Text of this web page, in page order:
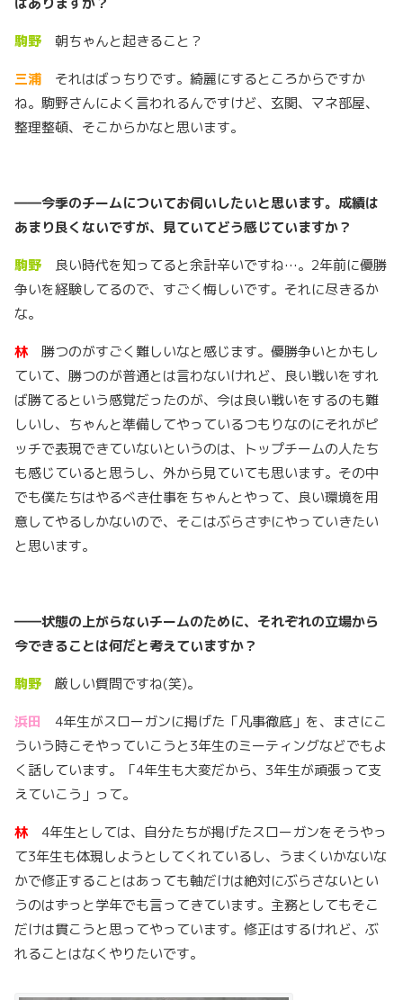
駒野 朝ちゃんと起きること？
三浦 それはばっちりです。綺麗にするところからですか
ね。駒野さんによく言われるんですけど、玄関、マネ部屋、
整理整頓、そこからかなと思います。
――今季のチームについてお伺いしたいと思います。成績は
あまり良くないですが、見ていてどう感じていますか？
駒野 良い時代を知ってると余計辛いですね…。2年前に優勝
争いを経験してるので、すごく悔しいです。それに尽きるか
な。
林 勝つのがすごく難しいなと感じます。優勝争いとかもし
ていて、勝つのが普通とは言わないけれど、良い戦いをすれ
ば勝てるという感覚だったのが、今は良い戦いをするのも難
しいし、ちゃんと準備してやっているつもりなのにそれがピ
ッチで表現できていないというのは、トップチームの人たち
も感じていると思うし、外から見ていても思います。その中
でも僕たちはやるべき仕事をちゃんとやって、良い環境を用
意してやるしかないので、そこはぶらさずにやっていきたい
と思います。
――状態の上がらないチームのために、それぞれの立場から
今できることは何だと考えていますか？
駒野 厳しい質問ですね(笑)。
浜田 4年生がスローガンに掲げた「凡事徹底」を、まさにこ
ういう時こそやっていこうと3年生のミーティングなどでもよ
く話しています。「4年生も大変だから、3年生が頑張って支
えていこう」って。
林 4年生としては、自分たちが掲げたスローガンをそうやっ
て3年生も体現しようとしてくれているし、うまくいかないな
かで修正することはあっても軸だけは絶対にぶらさないとい
うのはずっと学年でも言ってきています。主務としてもそこ
だけは貫こうと思ってやっています。修正はするけれど、ぶ
れることはなくやりたいです。